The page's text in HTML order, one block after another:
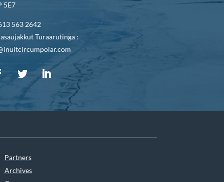
5E7
563 2642
Turaarutinga :
Partners
Archives